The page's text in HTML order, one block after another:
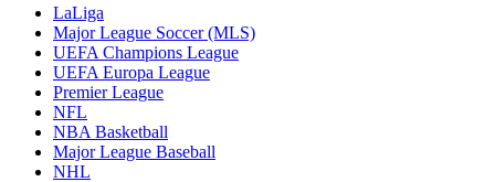
LaLiga
Major League Soccer (MLS)
UEFA Champions League
UEFA Europa League
Premier League
NFL
NBA Basketball
Major League Baseball
NHL